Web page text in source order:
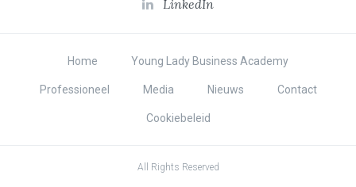
LinkedIn
Home Young Lady Business Academy
Professioneel Media Nieuws Contact
Cookiebeleid
All Rights Reserved